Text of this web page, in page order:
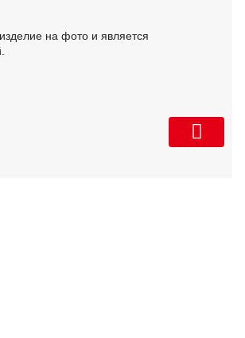
на фото и является